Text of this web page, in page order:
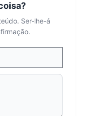
Ser-lhe-á